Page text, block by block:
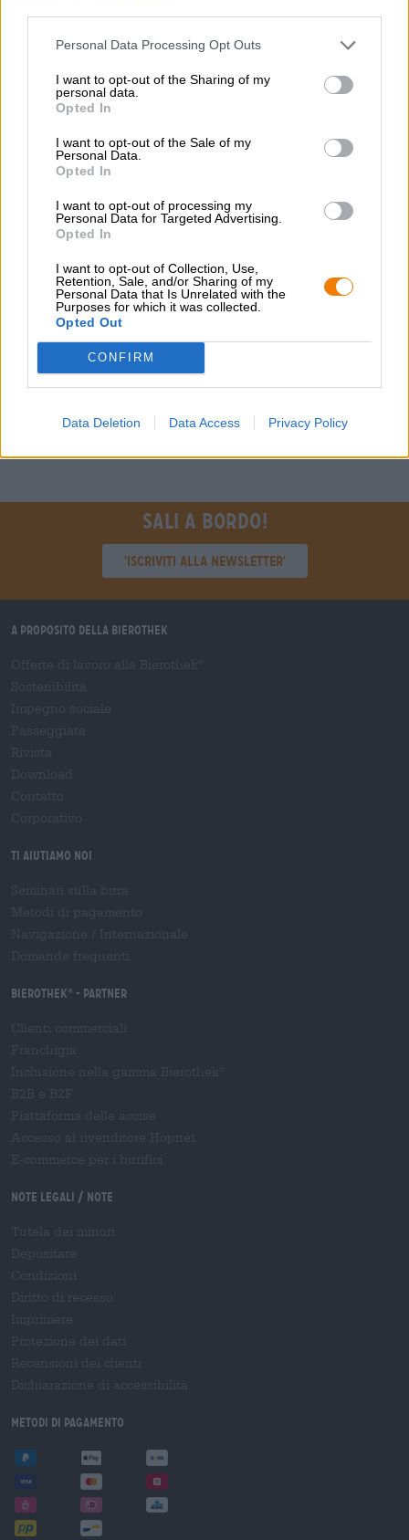
Personal Data Processing Opt Outs
I want to opt-out of the Sharing of my
personal data.
Opted In
I want to opt-out of the Sale of my
Personal Data.
Opted In
I want to opt-out of processing my
Personal Data for Targeted Advertising.
Opted In
I want to opt-out of Collection, Use,
Retention, Sale, and/or Sharing of my
Personal Data that Is Unrelated with the
Purposes for which it was collected.
Opted Out
CONFIRM
Data Deletion Data Access Privacy Policy
per i contratti per la fornitura di servizi relativi ad attività del
determinati per la prestazione. In base a ciò, il diritto di
recesso è escluso anche per i contratti che riguardano la
vendita di biglietti per eventi ricreativi in programma.
Fine della revoca.
Assistenza clienti
Il nostro servizio clienti è a disposizione per rispondere a
Telefono: +49-951-3017 8389
Fax: +49-951-3017 9009
E-mail:info@bierothek.de
disponibile.
Sali a bordo!
'Iscriviti alla newsletter'
A proposito della Bierothek
Ti aiutiamo noi
Bierothek - Partner
Note legali / Note
Metodi di pagamento